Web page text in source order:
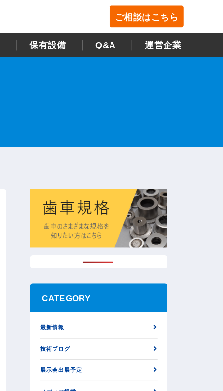
ご相談はこちら
保有設備 Q&A 運営企業
CATEGORY
最新情報
技術ブログ
展示会出展予定